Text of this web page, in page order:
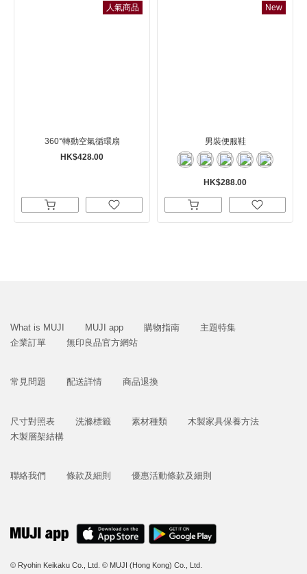
人氣商品
360°轉動空氣循環扇
HK$428.00
New
男裝便服鞋
HK$288.00
What is MUJI MUJI app 購物指南
主題特集
企業訂單
無印良品官方網站
常見問題 配送詳情 商品退換
尺寸對照表 洗滌標籤 素材種類
木製家具保養方法
木製層架結構
聯絡我們 條款及細則 優惠活動條款及細則
© Ryohin Keikaku Co., Ltd. © MUJI (Hong Kong) Co., Ltd.